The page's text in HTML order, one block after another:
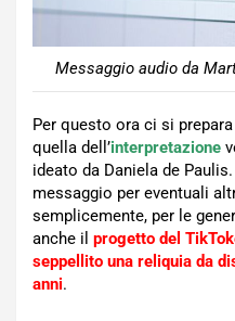
Messaggio audio da
Per questo ora ci si
quella dell’interpretazione
ideato da Daniela de
messaggio per eventuali
semplicemente, per le
anche il progetto del
seppellito una reliquia da
anni.